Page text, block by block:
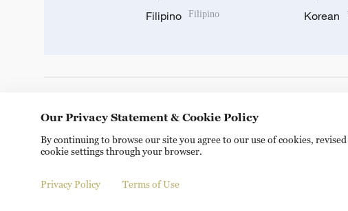
Filipino Filipino Korean
Copyright © 2024 CGTN. 京ICP备20000184号
Our Privacy Statement & Cookie Policy
By continuing to browse our site you agree to our use of cookies,
cookie settings through your browser.
Privacy Policy Terms of Use